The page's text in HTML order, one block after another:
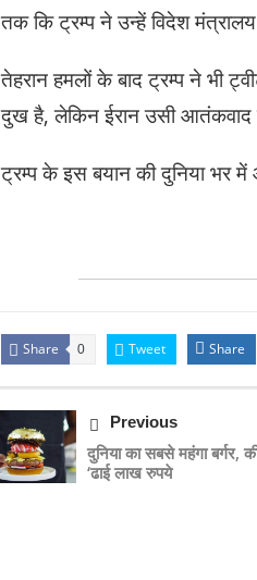
तक कि ट्रम्प ने उन्हें विदेश
तेहरान हमलों के बाद ट्रम्प ने भी
दुख है, लेकिन ईरान उसी आतंकवाद
ट्रम्प के इस बयान की दुनिया भर
Share 0 Tweet Share
Previous
दुनिया का सबसे महंगा बर्गर,
‘ढाई लाख रुपये